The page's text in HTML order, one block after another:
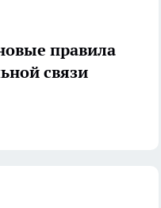
правила
связи